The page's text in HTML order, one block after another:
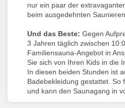
nur ein paar der
beim ausgedehnten
Und das Beste: Gegen
3 Jahren täglich zwischen
Familiensauna-Angebot in
Sie sich von Ihren Kids in die
In diesen beiden Stunden ist
Badebekleidung gestattet. So
und kann den Saunagang in